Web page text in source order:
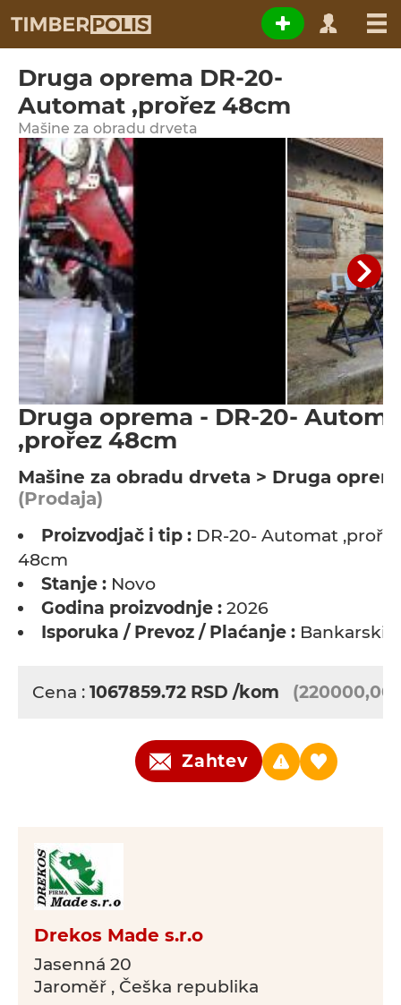
Druga oprema DR-20-
Automat ,prořez 48cm
Мašine za obradu drveta
Druga oprema - DR-20-
,prořez 48cm
Мašine za obradu drveta > Druga
(Prodaja)
Proizvodjač i tip : DR-20- Automat
48cm
Stanje : Novo
Godina proizvodnje : 2026
Isporuka / Prevoz / Plaćanje : Bankarski
Cena : 1067859.72 RSD /kom (220000,00
Zahtev
Drekos Made s.r.o
Jasenná 20
Jaroměř , Češka republika